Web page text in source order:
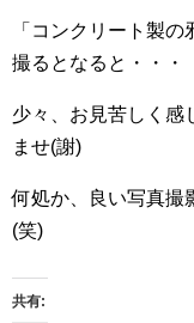
「コンクリート製
撮るとなると・・・
少々、お見苦しく感
ませ(謝)
何処か、良い写真撮
(笑)
共有: